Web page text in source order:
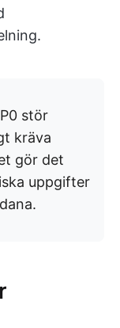
stör
kräva
gör det
uppgifter